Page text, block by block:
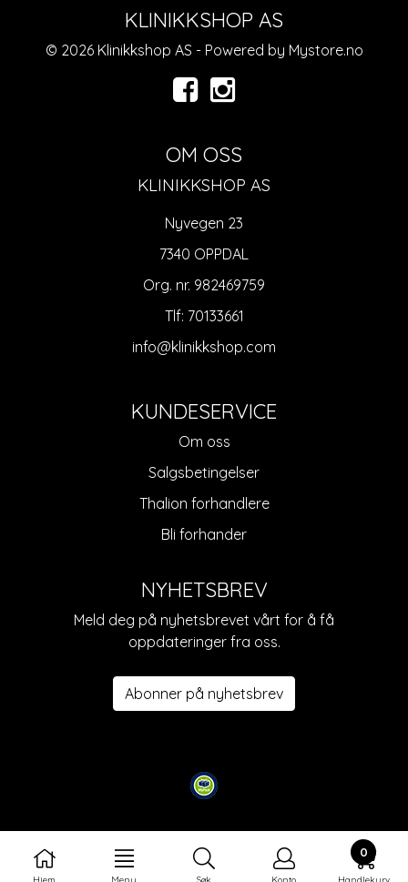
0
KLINIKKSHOP AS
© 2026 Klinikkshop AS - Powered by Mystore.no
OM OSS
KLINIKKSHOP AS
Nyvegen 23
7340 OPPDAL
Org. nr. 982469759
Tlf: 70133661
info@klinikkshop.com
KUNDESERVICE
Om oss
Salgsbetingelser
Thalion forhandlere
Bli forhander
NYHETSBREV
Meld deg på nyhetsbrevet vårt for å få
oppdateringer fra oss.
Abonner på nyhetsbrev